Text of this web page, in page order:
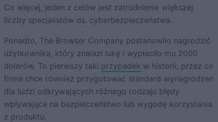
Co więcej, jeden z celów jest zatrudnienie większej
liczby specjalistów ds. cyberbezpieczeństwa.
Ponadto, The Browser Company postanowiło nagrodzić
użytkownika, który znalazł lukę i wypłaciło mu 2000
dolarów. To pierwszy taki przypadek w historii, przez co
firma chce również przygotować standard wynagrodzeń
dla ludzi odkrywających różnego rodzaju błędy
wpływające na bezpieczeństwo lub wygodę korzystania
z produktu.